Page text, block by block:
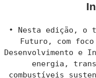
• Nesta edição, o
Futuro, com
Desenvolvimento e
energia,
combustíveis